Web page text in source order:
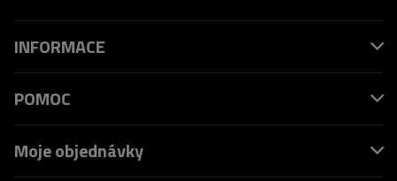
INFORMACE
POMOC
Moje objednávky